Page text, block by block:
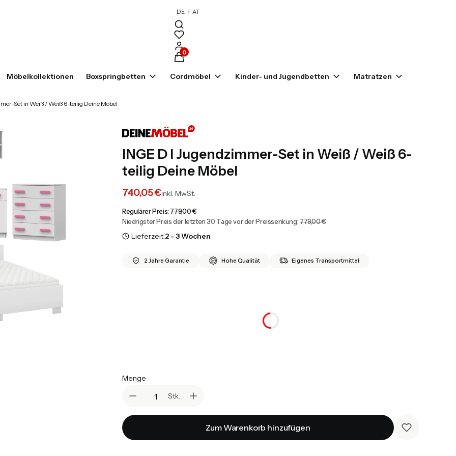
DE / AT
Produkte im Warenkorb: 0. Details anzeigen
Möbelkollektionen Boxspringbetten Cordmöbel Kinder- und Jugendbetten Matratzen
Set in Weiß / Weiß 6-teilig Deine Möbel
INGE D I Jugendzimmer-Set in Weiß / Weiß 6-
teilig Deine Möbel
740,05 €inkl. MwSt.
Regulärer Preis: 779,00 €
Niedrigster Preis der letzten 30 Tage vor der Preissenkung: 779,00 €
Lieferzeit:2 - 3 Wochen
2 Jahre Garantie Hohe Qualität Eigenes Transportmittel
Menge
Stk.
Zum Warenkorb hinzufügen